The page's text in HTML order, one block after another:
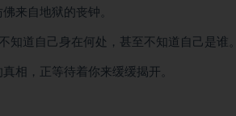
来自地狱的丧钟。
道自己身在何处，甚至不知道自己是谁。
相，正等待着你来缓缓揭开。